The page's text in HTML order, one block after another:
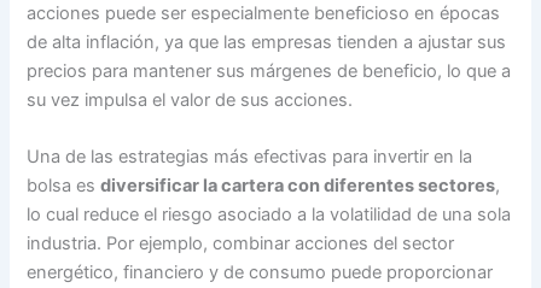
acciones puede ser especialmente beneficioso en épocas
de alta inflación, ya que las empresas tienden a ajustar sus
precios para mantener sus márgenes de beneficio, lo que a
su vez impulsa el valor de sus acciones.
Una de las estrategias más efectivas para invertir en la
bolsa esdiversificar la cartera con diferentes sectores,
lo cual reduce el riesgo asociado a la volatilidad de una sola
industria. Por ejemplo, combinar acciones del sector
energético, financiero y de consumo puede proporcionar